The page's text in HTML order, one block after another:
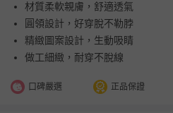
材質柔軟親膚，舒適透氣
圓領設計，好穿脫不勒脖
精緻圖案設計，生動吸睛
做工細緻，耐穿不脫線
口碑嚴選 正品保證